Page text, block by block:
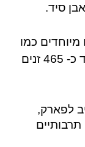
סיד.
כמו
צמח שיכול לשנות את צבעי עליו ועוד כ- 465 זנים
לפארק,